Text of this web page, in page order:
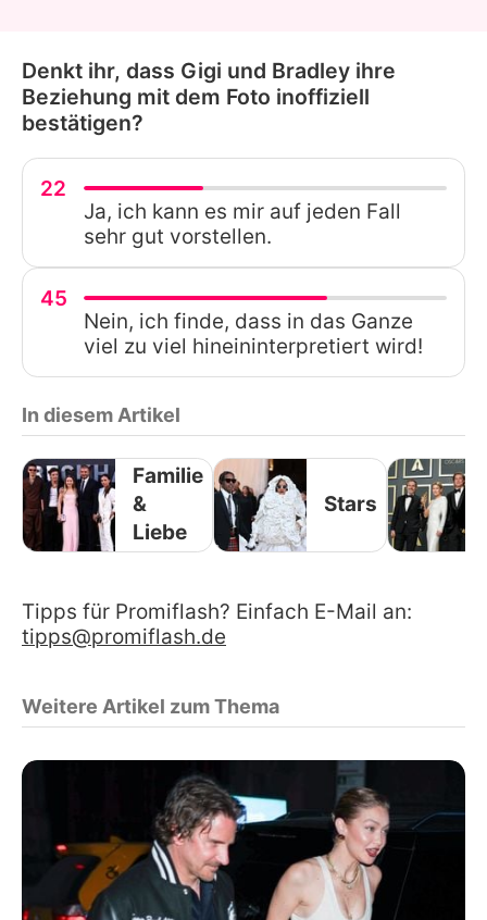
Denkt ihr, dass Gigi und Bradley ihre
Beziehung mit dem Foto inoffiziell
bestätigen?
22
Ja, ich kann es mir auf jeden Fall
sehr gut vorstellen.
45
Nein, ich finde, dass in das Ganze
viel zu viel hineininterpretiert wird!
In diesem Artikel
Familie
&
Liebe
Stars
Tipps für Promiflash? Einfach E-Mail an:
tipps@promiflash.de
Weitere Artikel zum Thema